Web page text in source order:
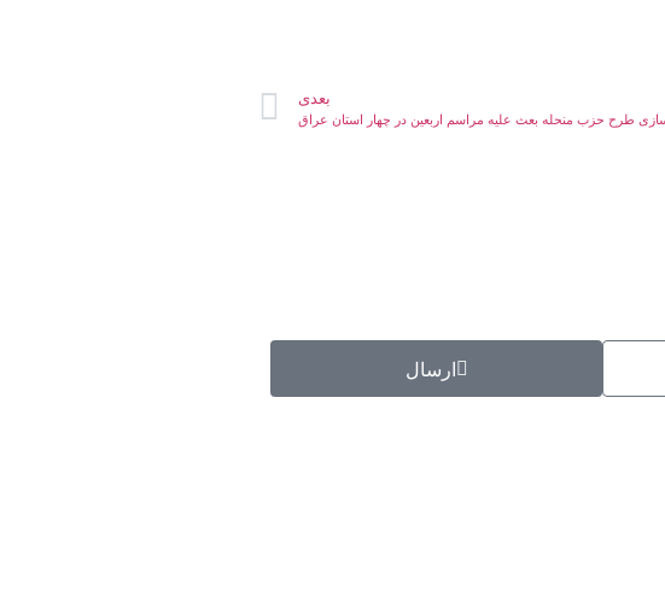
بعدی
طرح حزب منحله بعث علیه مراسم اربعین در چهار استان عراق
ارسال